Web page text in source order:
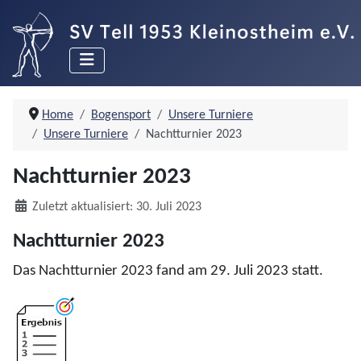
Home Bogensport
Unsere Turniere
Unsere Turniere
Nachtturnier 2023
Nachtturnier 2023
DetailsZuletzt aktualisiert: 30. Juli 2023
Nachtturnier 2023
Das Nachtturnier 2023 fand am 29. Juli 2023 statt.